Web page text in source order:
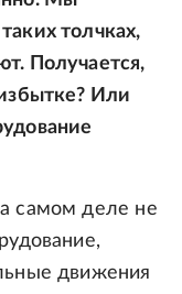
толчках,
Получается,
Или
самом деле не
движения